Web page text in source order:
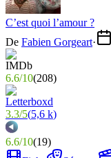
C’est quoi l’amour ?
De Fabien Gorgeart·
6.6/10(208)
3.3/5(5,6 k)
6.6/10(19)